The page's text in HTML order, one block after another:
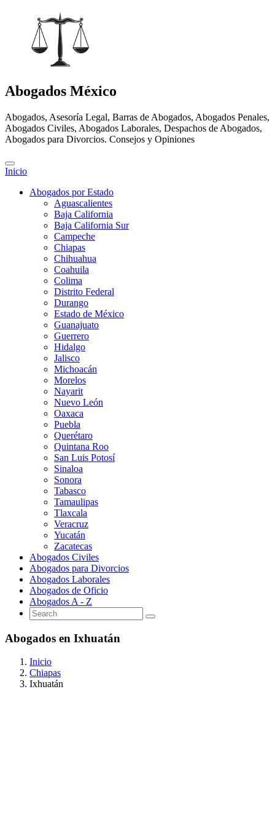
Abogados México
Abogados, Asesoría Legal, Barras de Abogados, Abogados Penales,
Abogados Civiles, Abogados Laborales, Despachos de Abogados,
Abogados para Divorcios. Consejos y Opiniones
Inicio
Abogados por Estado
Aguascalientes
Baja California
Baja California Sur
Campeche
Chiapas
Chihuahua
Coahuila
Colima
Distrito Federal
Durango
Estado de México
Guanajuato
Guerrero
Hidalgo
Jalisco
Michoacán
Morelos
Nayarit
Nuevo León
Oaxaca
Puebla
Querétaro
Quintana Roo
San Luis Potosí
Sinaloa
Sonora
Tabasco
Tamaulipas
Tlaxcala
Veracruz
Yucatán
Zacatecas
Abogados Civiles
Abogados para Divorcios
Abogados Laborales
Abogados de Oficio
Abogados A - Z
Abogados en Ixhuatán
Inicio
Chiapas
Ixhuatán